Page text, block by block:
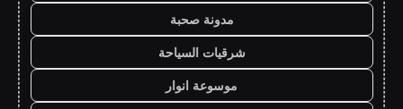
مدونة صحبة
شرقيات السياحة
موسوعة انوار